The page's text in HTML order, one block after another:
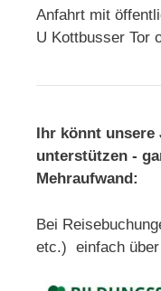
Anfahrt mit
U Kottbusser Tor
Ihr könnt unsere
unterstützen -
Mehraufwand:
Bei
etc.) einfach